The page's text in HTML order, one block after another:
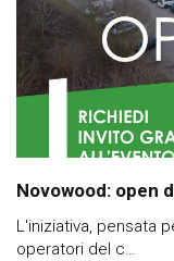
Novowood: open
L'iniziativa, pensata
operatori del c…